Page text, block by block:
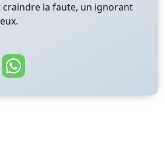
craindre la faute, un ignorant